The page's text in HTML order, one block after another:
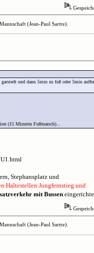
(Jean-Paul Sartre).
und dann 5min zu fuß oder 5min
(15 Minuten Fußmarsch)...
Stephansplatz und
Haltestellen Jungfernstieg und
mit Bussen
(Jean-Paul Sartre).